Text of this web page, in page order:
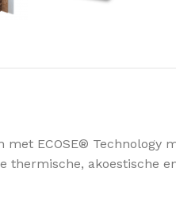
Vloer geluidisolatie
ECOSE® Technology
thermische, akoestische